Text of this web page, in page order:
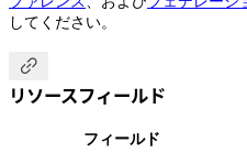
してください。

リソースフィールド
フィールド